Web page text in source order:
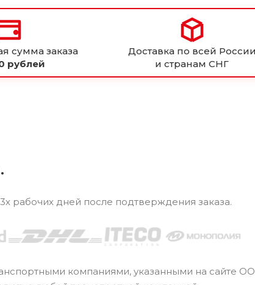
сумма заказа
рублей
Доставка по всей
и странам СНГ
рабочих дней после подтверждения заказа.
компаниями, указанными на сайте